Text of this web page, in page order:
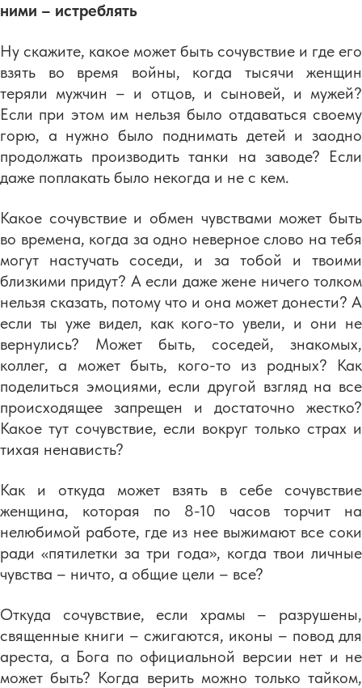
ними – истреблять
Ну скажите, какое может быть сочувствие и где его
взять во время войны, когда тысячи женщин
теряли мужчин – и отцов, и сыновей, и мужей?
Если при этом им нельзя было отдаваться своему
горю, а нужно было поднимать детей и заодно
продолжать производить танки на заводе? Если
даже поплакать было некогда и не с кем.
Какое сочувствие и обмен чувствами может быть
во времена, когда за одно неверное слово на тебя
могут настучать соседи, и за тобой и твоими
близкими придут? А если даже жене ничего толком
нельзя сказать, потому что и она может донести? А
если ты уже видел, как кого-то увели, и они не
вернулись? Может быть, соседей, знакомых,
коллег, а может быть, кого-то из родных? Как
поделиться эмоциями, если другой взгляд на все
происходящее запрещен и достаточно жестко?
Какое тут сочувствие, если вокруг только страх и
тихая ненависть?
Как и откуда может взять в себе сочувствие
женщина, которая по 8-10 часов торчит на
нелюбимой работе, где из нее выжимают все соки
ради «пятилетки за три года», когда твои личные
чувства – ничто, а общие цели – все?
Откуда сочувствие, если храмы – разрушены,
священные книги – сжигаются, иконы – повод для
ареста, а Бога по официальной версии нет и не
может быть? Когда верить можно только тайком,